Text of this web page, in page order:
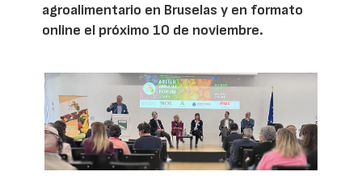
agroalimentario en Bruselas y en formato
online el próximo 10 de noviembre.